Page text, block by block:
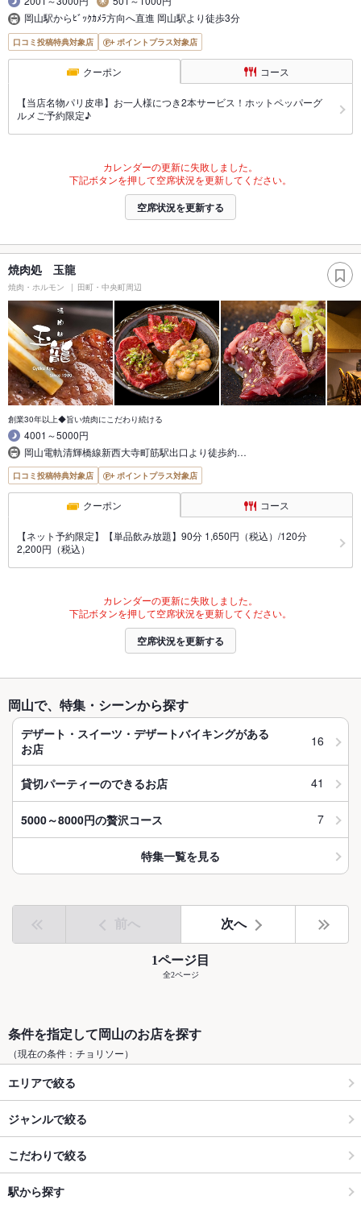
岡山駅からﾋﾞｯｸｶﾒﾗ方向へ直進 岡山駅より徒歩3分
口コミ投稿特典対象店 ポイントプラス対象店
クーポン コース
【当店名物パリ皮串】お一人様につき2本サービス！ホットペッパーグ
ルメご予約限定♪
カレンダーの更新に失敗しました。
下記ボタンを押して空席状況を更新してください。
空席状況を更新する
焼肉処 玉龍
焼肉・ホルモン 田町・中央町周辺
創業30年以上◆旨い焼肉にこだわり続ける
4001～5000円
岡山電軌清輝橋線新西大寺町筋駅出口より徒歩約…
口コミ投稿特典対象店 ポイントプラス対象店
クーポン コース
【ネット予約限定】【単品飲み放題】90分 1,650円（税込）/120分
2,200円（税込）
カレンダーの更新に失敗しました。
下記ボタンを押して空席状況を更新してください。
空席状況を更新する
岡山で、特集・シーンから探す
デザート・スイーツ・デザートバイキングがある
お店
16
貸切パーティーのできるお店 41
5000～8000円の贅沢コース 7
特集一覧を見る
前へ 次へ
1ページ目
全2ページ
条件を指定して岡山のお店を探す
（現在の条件：チョリソー）
エリアで絞る
ジャンルで絞る
こだわりで絞る
駅から探す